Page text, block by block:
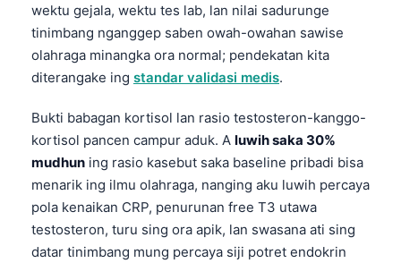
wektu gejala, wektu tes lab, lan nilai sadurunge
tinimbang nganggep saben owah-owahan sawise
olahraga minangka ora normal; pendekatan kita
diterangake ing standar validasi medis.
Bukti babagan kortisol lan rasio testosteron-kanggo-
kortisol pancen campur aduk. A luwih saka 30%
mudhun ing rasio kasebut saka baseline pribadi bisa
menarik ing ilmu olahraga, nanging aku luwih percaya
pola kenaikan CRP, penurunan free T3 utawa
testosteron, turu sing ora apik, lan swasana ati sing
datar tinimbang mung percaya siji potret endokrin
मराठी
తెలుగు
ગુજરાતી
ಕನ್ನಡ
Bahasa Melayu
Tiếng Việt
Tagalog